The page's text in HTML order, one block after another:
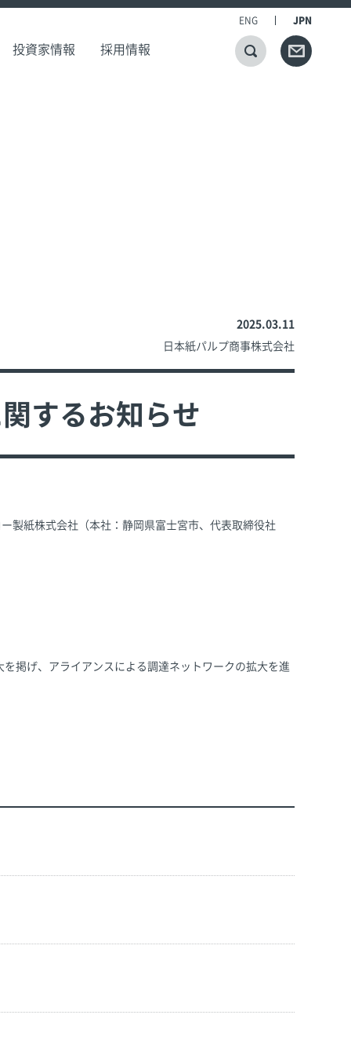
投資家情報 採用情報
ENG JPN
2025.03.11
日本紙パルプ商事株式会社
するお知らせ
製紙株式会社（本社：静岡県富士宮市、代表取締役社
掲げ、アライアンスによる調達ネットワークの拡大を進